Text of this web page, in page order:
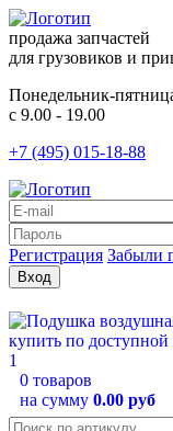
продажа запчастей
для грузовиков и
Понедельник-
с 9.00 - 19.00
+7 (495) 015-18-88
Регистрация Забыли
0 товаров
на сумму 0.00 руб